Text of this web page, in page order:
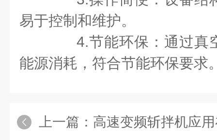
易于控制和维护。
4.节能环保：通过真
能源消耗，符合节能环保要求
上一篇： 高速变频斩拌机应